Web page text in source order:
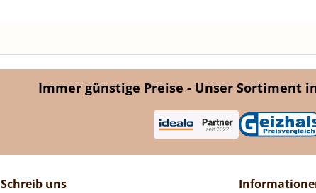
Immer günstige Preise - Unser Sortiment
Schreib uns